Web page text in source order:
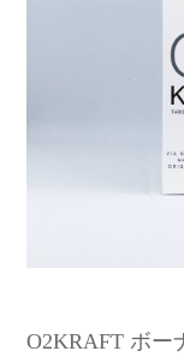
O2KRAFT ボー